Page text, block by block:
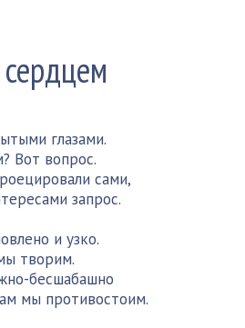
глазами.
Вот вопрос.
сами,
запрос.
и узко.
творим.
бесшабашно
мы противостоим.